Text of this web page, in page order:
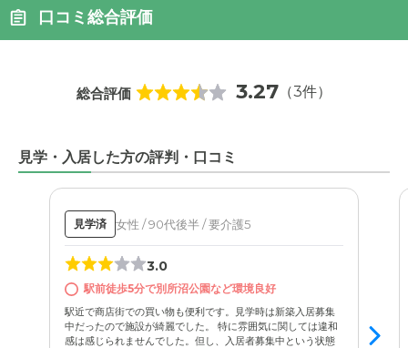
口コミ総合評価
総合評価 3.27 （3件）
見学・入居した方の評判・口コミ
見学済 女性 / 90代後半 / 要介護5
3.0
駅前徒歩5分で別所沼公園など環境良好
駅近で商店街での買い物も便利です。見学時は新築入居募集
中だったので施設が綺麗でした。 特に雰囲気に関しては違和
感は感じられませんでした。但し、入居者募集中という状態